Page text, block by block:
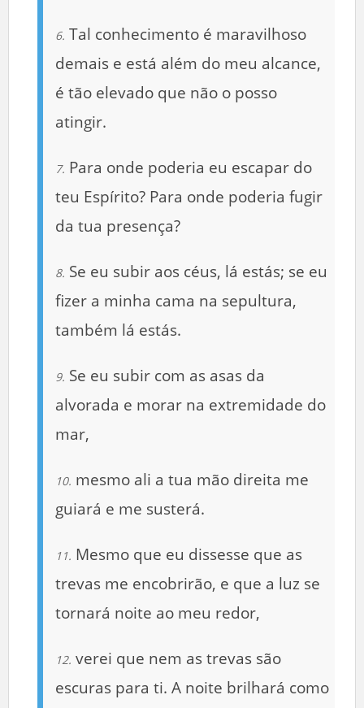
6. Tal conhecimento é maravilhoso
demais e está além do meu alcance,
é tão elevado que não o posso
atingir.
7. Para onde poderia eu escapar do
teu Espírito? Para onde poderia fugir
da tua presença?
8. Se eu subir aos céus, lá estás; se eu
fizer a minha cama na sepultura,
também lá estás.
9. Se eu subir com as asas da
alvorada e morar na extremidade do
mar,
10. mesmo ali a tua mão direita me
guiará e me susterá.
11. Mesmo que eu dissesse que as
trevas me encobrirão, e que a luz se
tornará noite ao meu redor,
12. verei que nem as trevas são
escuras para ti. A noite brilhará como